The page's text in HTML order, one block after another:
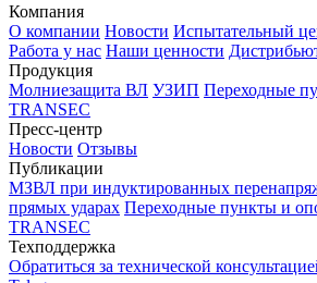
Компания
О компании Новости Испытательный
Работа у нас Наши ценности
Продукция
Молниезащита ВЛ УЗИП Переходные
TRANSEC
Пресс-центр
Новости Отзывы
Публикации
МЗВЛ при индуктированных
прямых ударах Переходные пункты и
TRANSEC
Техподдержка
Обратиться за технической